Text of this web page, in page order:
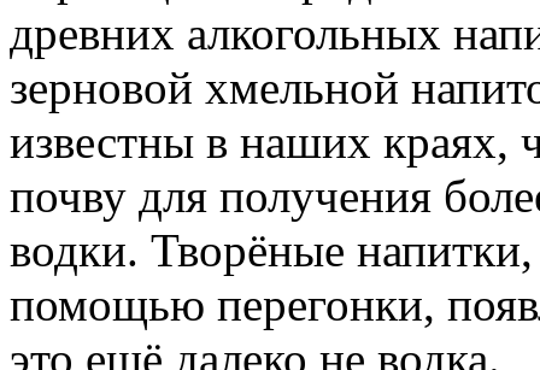
древних алкогольных
зерновой хмельной
известны в наших краях,
почву для получения
водки. Творёные
помощью перегонки,
это ещё далеко не водка.